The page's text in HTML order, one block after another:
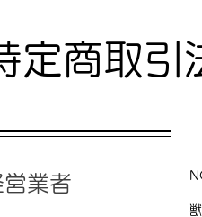
定商取引
営業者